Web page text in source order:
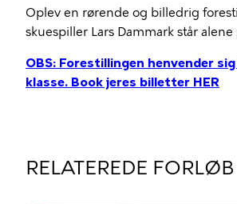
Oplev en rørende og billedrig
skuespiller Lars Dammark står alene
OBS: Forestillingen henvender
klasse. Book jeres billetter HER
RELATEREDE FORLØB